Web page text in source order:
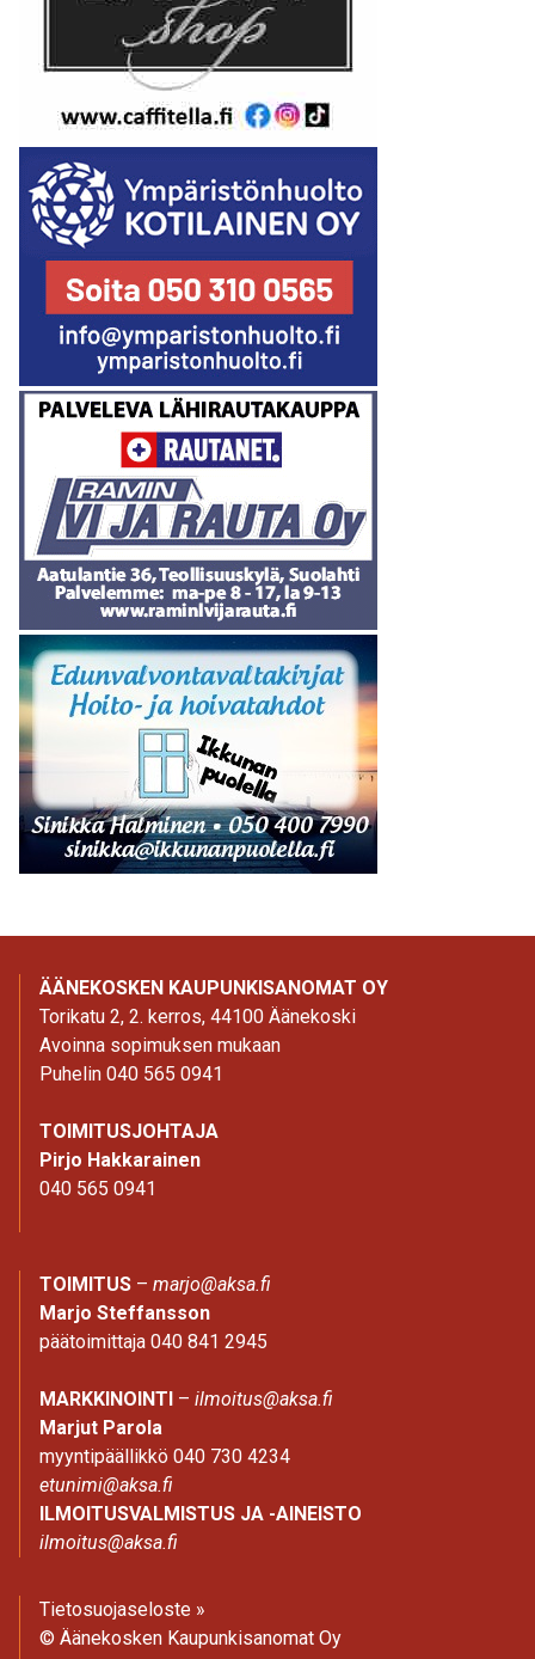
ÄÄNEKOSKEN KAUPUNKISANOMAT OY
Torikatu 2, 2. kerros, 44100 Äänekoski
Avoinna sopimuksen mukaan
Puhelin 040 565 0941
TOIMITUSJOHTAJA
Pirjo Hakkarainen
040 565 0941
TOIMITUS – marjo@aksa.fi
Marjo Steffansson
päätoimittaja 040 841 2945
MARKKINOINTI – ilmoitus@aksa.fi
Marjut Parola
myyntipäällikkö 040 730 4234
etunimi@aksa.fi
ILMOITUSVALMISTUS JA -AINEISTO
ilmoitus@aksa.fi
Tietosuojaseloste »
© Äänekosken Kaupunkisanomat Oy